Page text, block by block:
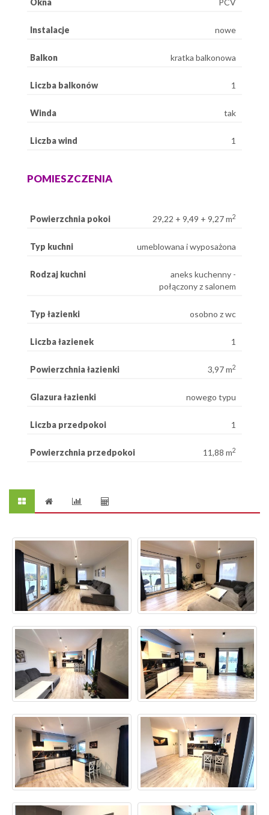
Okna PCV
Instalacje nowe
Balkon kratka balkonowa
Liczba balkonów 1
Winda tak
Liczba wind 1
POMIESZCZENIA
Powierzchnia pokoi 29,22 + 9,49 + 9,27 m2
Typ kuchni umeblowana i wyposażona
Rodzaj kuchni
aneks kuchenny -
połączony z salonem
Typ łazienki osobno z wc
Liczba łazienek 1
Powierzchnia łazienki 3,97 m2
Glazura łazienki nowego typu
Liczba przedpokoi 1
Powierzchnia przedpokoi 11,88 m2